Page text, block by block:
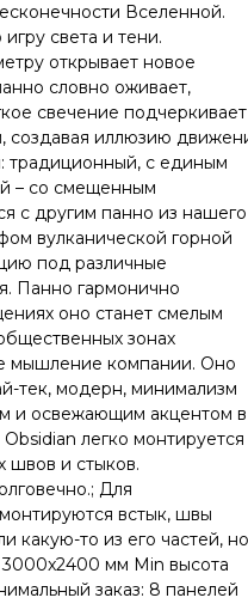
Вселенной.
света и тени.
открывает новое
словно оживает,
свечение подчеркивает
создавая иллюзию
традиционный, с единым
– со смещенным
с другим панно из нашего
вулканической горной
под различные
Панно гармонично
оно станет смелым
зонах
мышление компании. Оно
тек, модерн, минимализм
и освежающим акцентом в
легко монтируется
швов и стыков.
Для
встык, швы
какую-то из его частей, но
мм Min высота
заказ: 8 панелей